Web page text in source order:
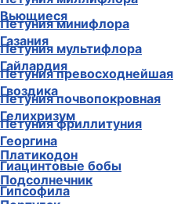
Петуния минифлора
Петуния мультифлора
Петуния превосходнейшая
Петуния почвопокровная
Петуния фриллитуния
Платикодон
Подсолнечник
Вьющиеся
Газания
Гайлардия
Гвоздика
Гелихризум
Георгина
Гиацинтовые бобы
Гипсофила